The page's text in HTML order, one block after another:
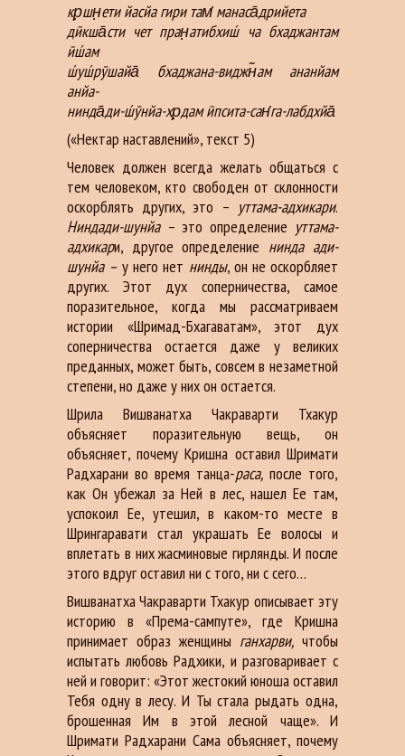
кр̣шн̣ети йасйа гири там̇ манаса̄дрийета
дӣкша̄сти чет пран̣атибхиш́ ча бхаджантам
ӣш́ам
ш́уш́рӯшайа̄ бхаджана-виджн̃ам ананйам
анйа-
нинда̄ди-ш́ӯнйа-хр̣дам ӣпсита-сан̇га-лабдхйа̄
(«Нектар наставлений», текст 5)
Человек должен всегда желать общаться с
тем человеком, кто свободен от склонности
оскорблять других, это – уттама-адхикари.
Ниндади-шунйа– это определение уттама-
адхикари, другое определение нинда ади-
шунйа – у него нет нинды, он не оскорбляет
других. Этот дух соперничества, самое
поразительное, когда мы рассматриваем
истории «Шримад-Бхагаватам», этот дух
соперничества остается даже у великих
преданных, может быть, совсем в незаметной
степени, но даже у них он остается.
Шрила Вишванатха Чакраварти Тхакур
объясняет поразительную вещь, он
объясняет, почему Кришна оставил Шримати
Радхарани во время танца-раса, после того,
как Он убежал за Ней в лес, нашел Ее там,
успокоил Ее, утешил, в каком-то месте в
Шрингаравати стал украшать Ее волосы и
вплетать в них жасминовые гирлянды. И после
этого вдруг оставил ни с того, ни с сего…
Вишванатха Чакраварти Тхакур описывает эту
историю в «Према-сампуте», где Кришна
принимает образ женщины ганхарви, чтобы
испытать любовь Радхики, и разговаривает с
ней и говорит: «Этот жестокий юноша оставил
Тебя одну в лесу. И Ты стала рыдать одна,
брошенная Им в этой лесной чаще». И
Шримати Радхарани Сама объясняет, почему